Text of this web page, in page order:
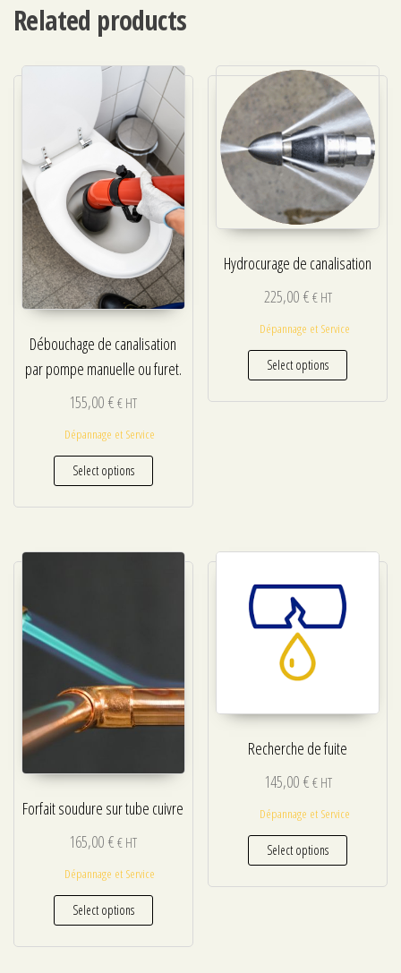
Related products
Débouchage de canalisation
par pompe manuelle ou furet.
155,00€ € HT
Dépannage et Service
Select options
Hydrocurage de canalisation
225,00 € € HT
Dépannage et Service
Select options
Forfait soudure sur tube cuivre
165,00€ € HT
Dépannage et Service
Select options
Recherche de fuite
145,00 € € HT
Dépannage et Service
Select options